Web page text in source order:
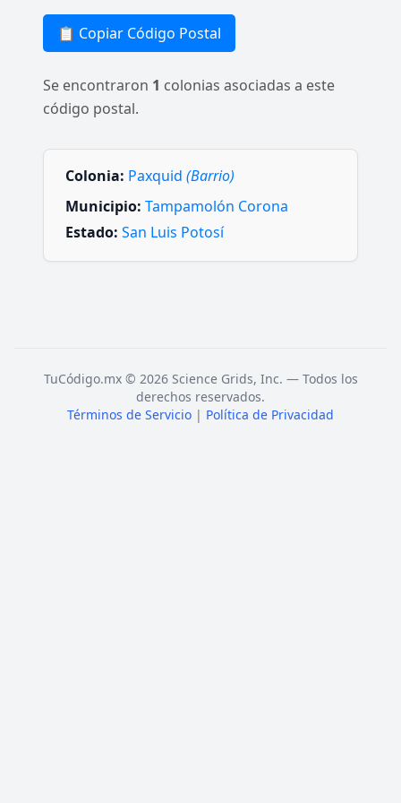
📋 Copiar Código Postal
Se encontraron 1 colonias asociadas a este
código postal.
Colonia: Paxquid (Barrio)
Municipio: Tampamolón Corona
Estado: San Luis Potosí
TuCódigo.mx © 2026 Science Grids, Inc. — Todos los
derechos reservados.
Términos de Servicio | Política de Privacidad